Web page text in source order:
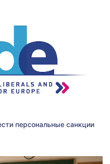
персональные санкции